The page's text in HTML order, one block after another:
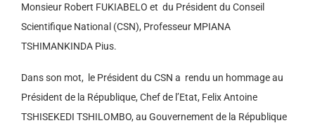
Monsieur Robert FUKIABELO et du Président du Conseil
Scientifique National (CSN), Professeur MPIANA
TSHIMANKINDA Pius.
Dans son mot, le Président du CSN a rendu un hommage au
Président de la République, Chef de l’Etat, Felix Antoine
TSHISEKEDI TSHILOMBO, au Gouvernement de la République